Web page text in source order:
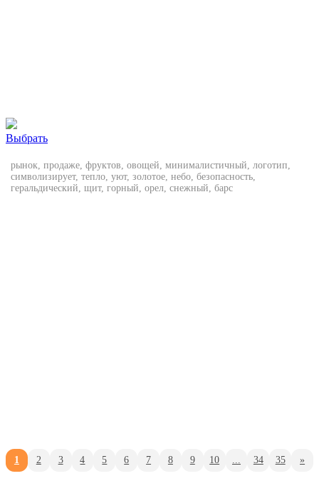
Выбрать
рынок, продаже, фруктов, овощей, минималистичный, логотип,
символизирует, тепло, уют, золотое, небо, безопасность,
геральдический, щит, горный, орел, снежный, барс
1 2 3 4 5 6 7 8 9 10 34 35 »